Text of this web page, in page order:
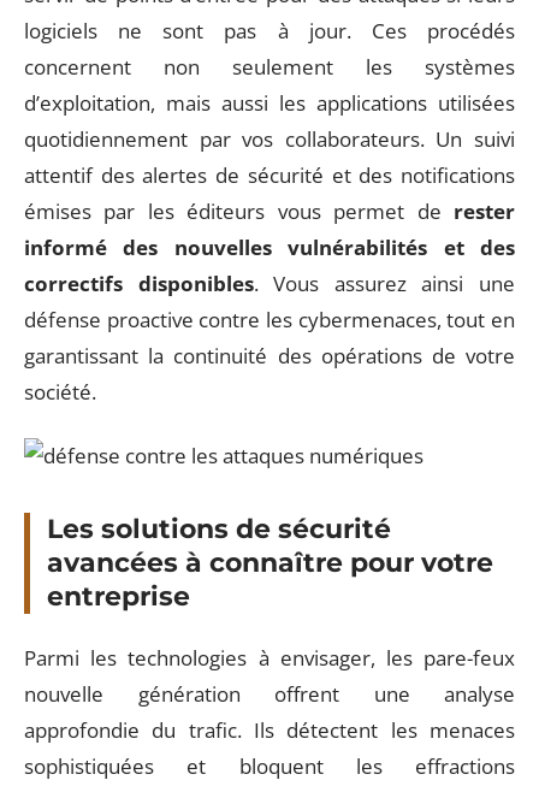
logiciels ne sont pas à jour. Ces procédés
concernent non seulement les systèmes
d’exploitation, mais aussi les applications utilisées
quotidiennement par vos collaborateurs. Un suivi
attentif des alertes de sécurité et des notifications
émises par les éditeurs vous permet de rester
informé des nouvelles vulnérabilités et des
correctifs disponibles. Vous assurez ainsi une
défense proactive contre les cybermenaces, tout en
garantissant la continuité des opérations de votre
société.
Les solutions de sécurité
avancées à connaître pour votre
entreprise
Parmi les technologies à envisager, les pare-feux
nouvelle génération offrent une analyse
approfondie du trafic. Ils détectent les menaces
sophistiquées et bloquent les effractions